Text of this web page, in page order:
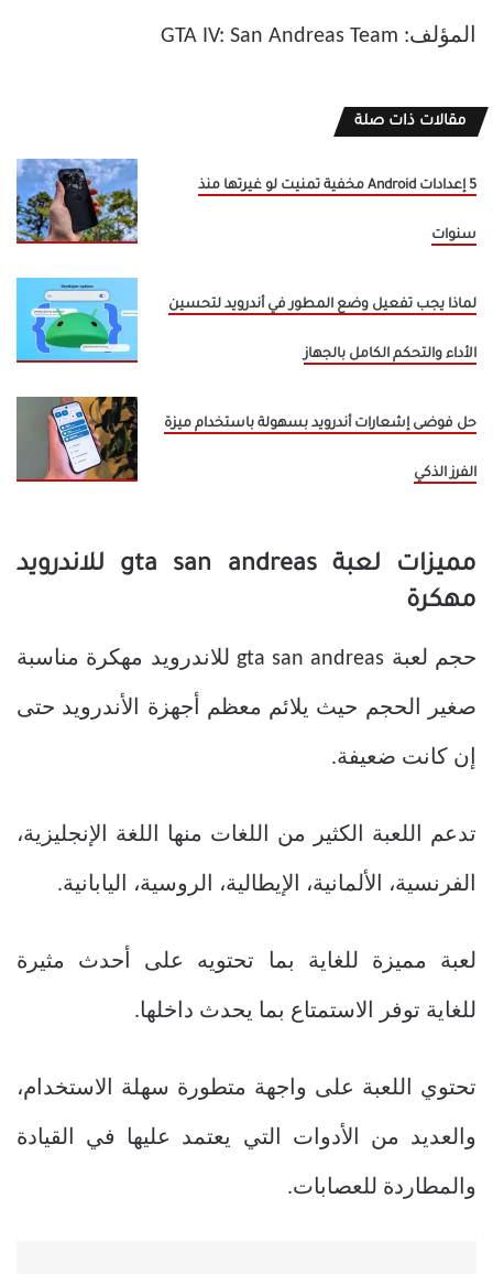
المؤلف: GTA IV: San Andreas Team
مقالات ذات صلة
5 إعدادات Android مخفية تمنيت لو غيرتها منذ
سنوات
لماذا يجب تفعيل وضع المطور في أندرويد لتحسين
الأداء والتحكم الكامل بالجهاز
حل فوضى إشعارات أندرويد بسهولة باستخدام ميزة
الفرز الذكي
مميزات لعبة gta san andreas للاندرويد
مهكرة
حجم لعبة gta san andreas للاندرويد مهكرة مناسبة
صغير الحجم حيث يلائم معظم أجهزة الأندرويد حتى
إن كانت ضعيفة.
تدعم اللعبة الكثير من اللغات منها اللغة الإنجليزية،
الفرنسية، الألمانية، الإيطالية، الروسية، اليابانية.
لعبة مميزة للغاية بما تحتويه على أحدث مثيرة
للغاية توفر الاستمتاع بما يحدث داخلها.
تحتوي اللعبة على واجهة متطورة سهلة الاستخدام،
والعديد من الأدوات التي يعتمد عليها في القيادة
والمطاردة للعصابات.